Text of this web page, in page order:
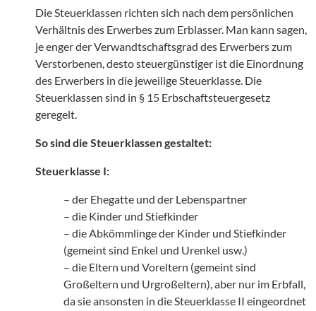
Die Steuerklassen richten sich nach dem persönlichen
Verhältnis des Erwerbes zum Erblasser. Man kann sagen,
je enger der Verwandtschaftsgrad des Erwerbers zum
Verstorbenen, desto steuergünstiger ist die Einordnung
des Erwerbers in die jeweilige Steuerklasse. Die
Steuerklassen sind in § 15 Erbschaftsteuergesetz
geregelt.
So sind die Steuerklassen gestaltet:
Steuerklasse I:
– der Ehegatte und der Lebenspartner
– die Kinder und Stiefkinder
– die Abkömmlinge der Kinder und Stiefkinder
(gemeint sind Enkel und Urenkel usw.)
– die Eltern und Voreltern (gemeint sind
Großeltern und Urgroßeltern), aber nur im Erbfall,
da sie ansonsten in die Steuerklasse II eingeordnet